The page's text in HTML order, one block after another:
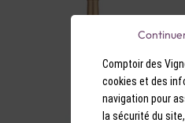
Comptoir des
cookies et des
navigation pour
la sécurité du